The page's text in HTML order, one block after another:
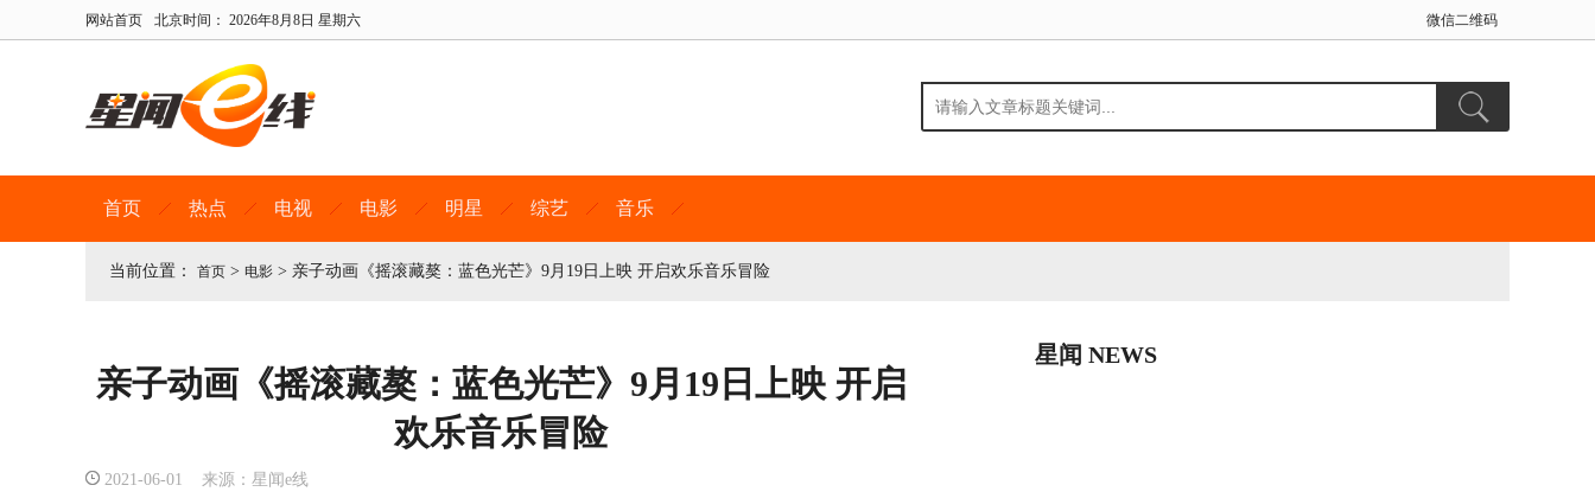
网站首页 北京时间： 2026年8月8日 星期六 微信二维码
首页 热点 电视 电影 明星 综艺 音乐
当前位置： 首页 > 电影 > 亲子动画《摇滚藏獒：蓝色光芒》9月19日上映 开启欢乐音乐冒险
亲子动画《摇滚藏獒：蓝色光芒》9月19日上映 开启
欢乐音乐冒险
2021-06-01 来源：星闻e线
星闻 NEWS